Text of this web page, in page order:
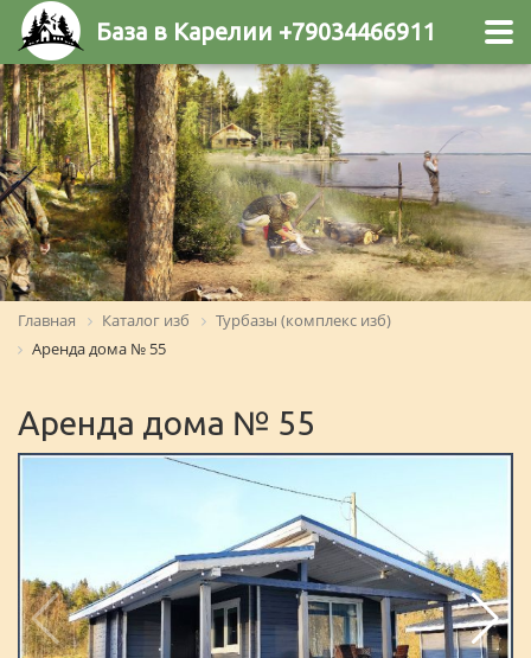
База в Карелии +79034466911
Главная Каталог изб
Турбазы (комплекс изб)
Аренда дома № 55
Аренда дома № 55